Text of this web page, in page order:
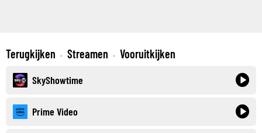
Terugkijken · Streamen · Vooruitkijken
SkyShowtime
Prime Video